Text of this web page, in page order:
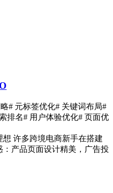
# 元标签优化# 关键词布局#
排名# 用户体验优化# 页面优
许多跨境电商新手在搭建
产品页面设计精美，广告投